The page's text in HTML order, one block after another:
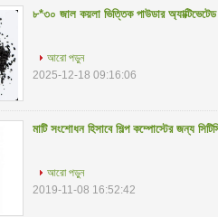
৮*৩০ জাল কয়লা ভিত্তিক পাউডার
আরো পড়ুন
2025-12-18 09:16:06
মাটি সংশোধন হিসাবে শিল্প কম্পোস্টের জন্য
আরো পড়ুন
2019-11-08 16:52:42